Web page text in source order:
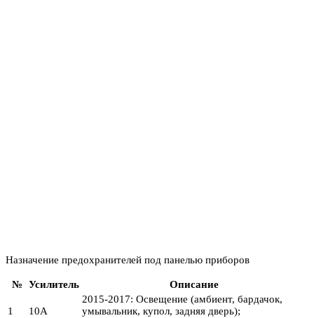
Назначение предохранителей под панелью приборов
№ Усилитель Описание
1 10А
2015-2017: Освещение (амбиент, бардачок,
умывальник, купол, задняя дверь);